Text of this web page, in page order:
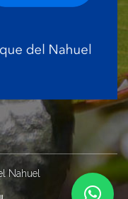
Nahuel